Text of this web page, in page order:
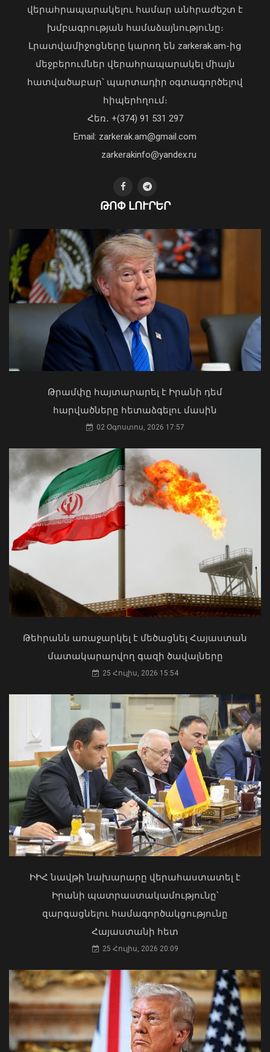
Գայի պողոտայում բախվել են Hongqi-ն
մահացել է
07 Օգոստոս, 2026 15:45
Սուր աղիքային վարակ նախնական
ախտորոշմամբ ԲԿ է տեղափոխվել
երեք անձ. ՍԱՏՄ-ն վերահսկողություն
է սկսել «Բամբու» բար-ռեստորանում
07 Օգոստոս, 2026 15:40
Հայաստանում էբոլայի
ներթափանցման վտանգը ցածր է․
ներկայացվել է միջազգային
իրավիճակը
07 Օգոստոս, 2026 15:33
«Ուժեղ Հայաստան» խմբակցությունը
լքեց Ազգային ժողովի դահլիճը
07 Օգոստոս, 2026 15:31
Կառուցվածքային փոփոխություններ
07 Օգոստոս, 2026 15:30
Վարչապետ Փաշինյանն այցելել է
«ԷԼԵՎԵՅԹ ԷՅԱՅ» արհեստական
բանականության գործարան
Ի՞նչ ուղերձ էր ոտքի չկանգնելը.
Աղաջանյանը` ընդդիմությանը
Մկրտության արարողությունից հետո
Արտաշատում 14 մարդ թունավորման
ախտանիշներով դիմել է ԲԿ. ՀՎԿԱԿ
02 Օգոստոս, 2026 15:06
«Ուժեղ Հայաստան»-ը դեմ է
քվեարկելու ԱԺ նախագահի
պաշտոնում Ռուբեն Ռուբինյանի
03 Օգոստոս, 2026 13:13
վերահրապարակելու համար անհրաժեշտ է
խմբագրության համաձայնությունը։
Լրատվամիջոցները կարող են zarkerak.am-ից
մեջբերումներ վերահրապարակել միայն
հատվածաբար՝ պարտադիր օգտագործելով
հիպերհղում։
Հեռ․ +(374) 91 531 297
Email: zarkerak.am@gmail.com
zarkerakinfo@yandex.ru
ԹՈՓ ԼՈՒՐԵՐ
Թրամփը հայտարարել է Իրանի դեմ
հարվածները հետաձգելու մասին
02 Օգոստոս, 2026 17:57
Թեհրանն առաջարկել է մեծացնել Հայաստան
մատակարարվող գազի ծավալները
25 Հուլիս, 2026 15:54
ԻԻՀ նավթի նախարարը վերահաստատել է
Իրանի պատրաստակամությունը՝
զարգացնելու համագործակցությունը
Հայաստանի հետ
25 Հուլիս, 2026 20:09